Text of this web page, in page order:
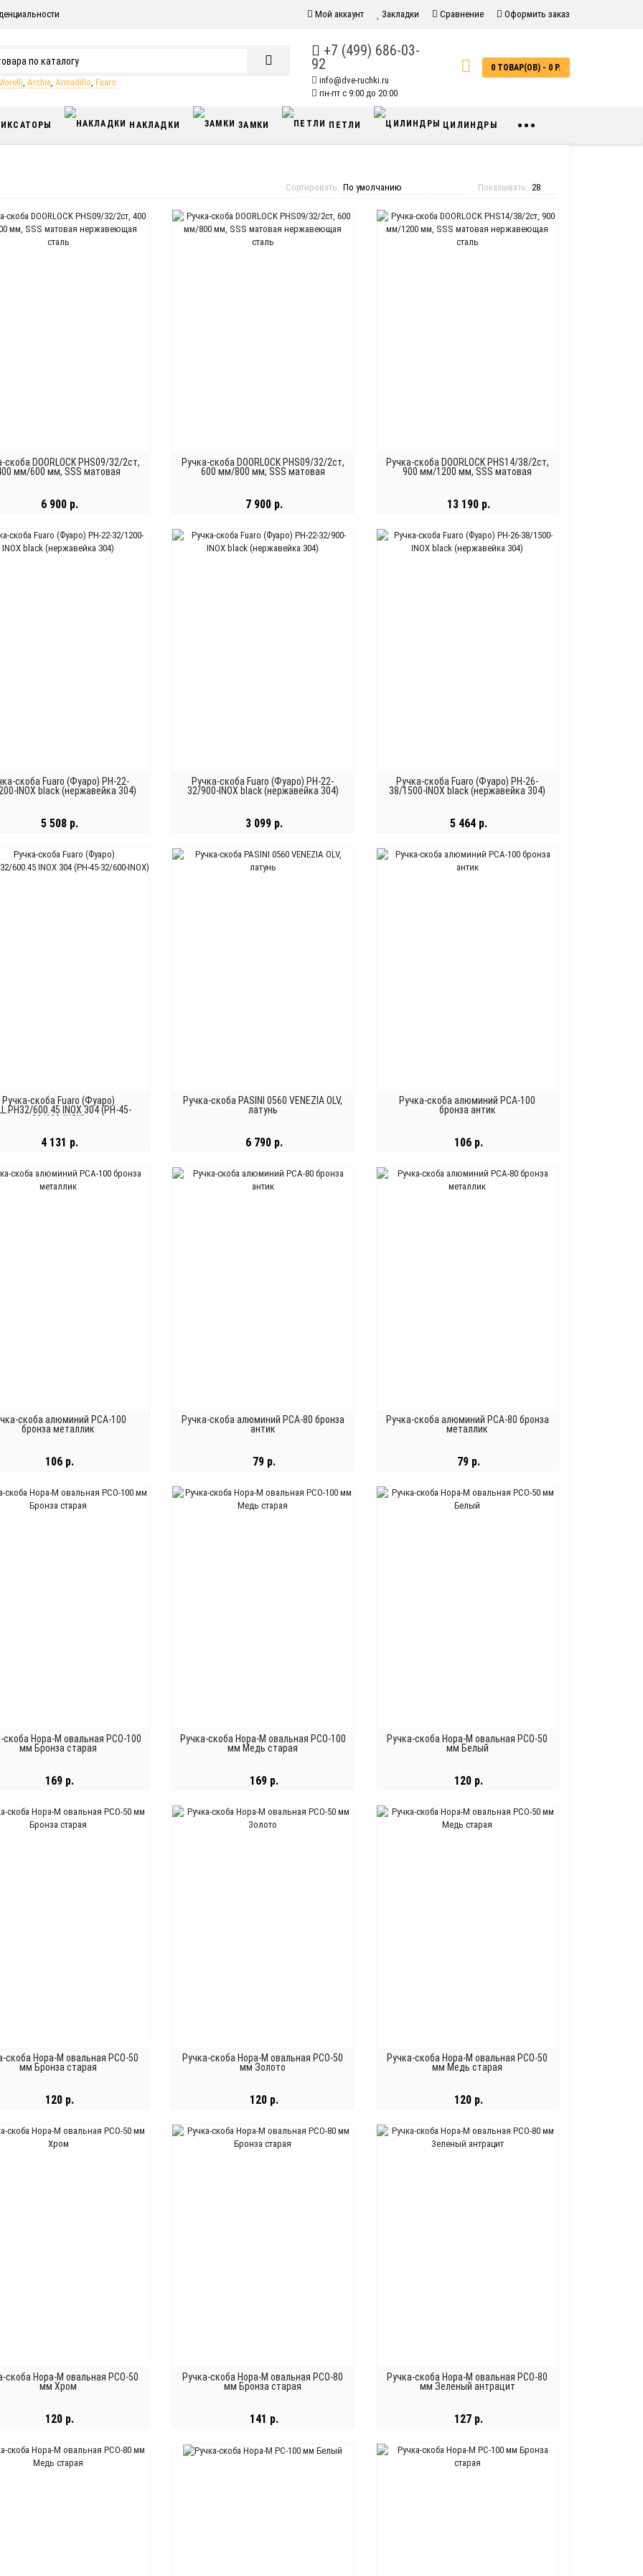
Мой аккаунт Закладки Сравнение Оформить заказ
, Archie, Armadillo, Fuaro
+7 (499) 686-03-
92
info@dve-ruchki.ru
пн-пт с 9:00 до 20:00
0 ТОВАР(ОВ) - 0 Р.
НАКЛАДКИ ЗАМКИ ПЕТЛИ ЦИЛИНДРЫ •••
Показывать:
Сортировать:
скоба DOORLOCK PHS09/32/2ст,
мм/600 мм, SSS матовая
6 900 р.
В КОРЗИНУ
Ручка-скоба DOORLOCK PHS09/32/2ст,
600 мм/800 мм, SSS матовая
7 900 р.
В КОРЗИНУ
Ручка-скоба DOORLOCK PHS14/38/2ст,
900 мм/1200 мм, SSS матовая
13 190 р.
В КОРЗИНУ
скоба Fuaro (Фуаро) PH-22-
INOX black (нержавейка 304)
5 508 р.
В КОРЗИНУ
Ручка-скоба Fuaro (Фуаро) PH-22-
32/900-INOX black (нержавейка 304)
3 099 р.
В КОРЗИНУ
Ручка-скоба Fuaro (Фуаро) PH-26-
38/1500-INOX black (нержавейка 304)
5 464 р.
В КОРЗИНУ
Ручка-скоба Fuaro (Фуаро)
600.45 INOX 304 (PH-45-
32/600-INOX)
4 131 р.
В КОРЗИНУ
Ручка-скоба PASINI 0560 VENEZIA OLV,
латунь
6 790 р.
В КОРЗИНУ
Ручка-скоба алюминий РСА-100
бронза антик
106 р.
В КОРЗИНУ
скоба алюминий РСА-100
бронза металлик
106 р.
В КОРЗИНУ
Ручка-скоба алюминий РСА-80 бронза
антик
79 р.
В КОРЗИНУ
Ручка-скоба алюминий РСА-80 бронза
металлик
79 р.
В КОРЗИНУ
скоба Нора-М овальная РСО-100
мм Бронза старая
169 р.
В КОРЗИНУ
Ручка-скоба Нора-М овальная РСО-100
мм Медь старая
169 р.
В КОРЗИНУ
Ручка-скоба Нора-М овальная РСО-50
мм Белый
120 р.
В КОРЗИНУ
скоба Нора-М овальная РСО-50
мм Бронза старая
120 р.
В КОРЗИНУ
Ручка-скоба Нора-М овальная РСО-50
мм Золото
120 р.
В КОРЗИНУ
Ручка-скоба Нора-М овальная РСО-50
мм Медь старая
120 р.
В КОРЗИНУ
скоба Нора-М овальная РСО-50
мм Хром
120 р.
В КОРЗИНУ
Ручка-скоба Нора-М овальная РСО-80
мм Бронза старая
141 р.
В КОРЗИНУ
Ручка-скоба Нора-М овальная РСО-80
мм Зеленый антрацит
127 р.
В КОРЗИНУ